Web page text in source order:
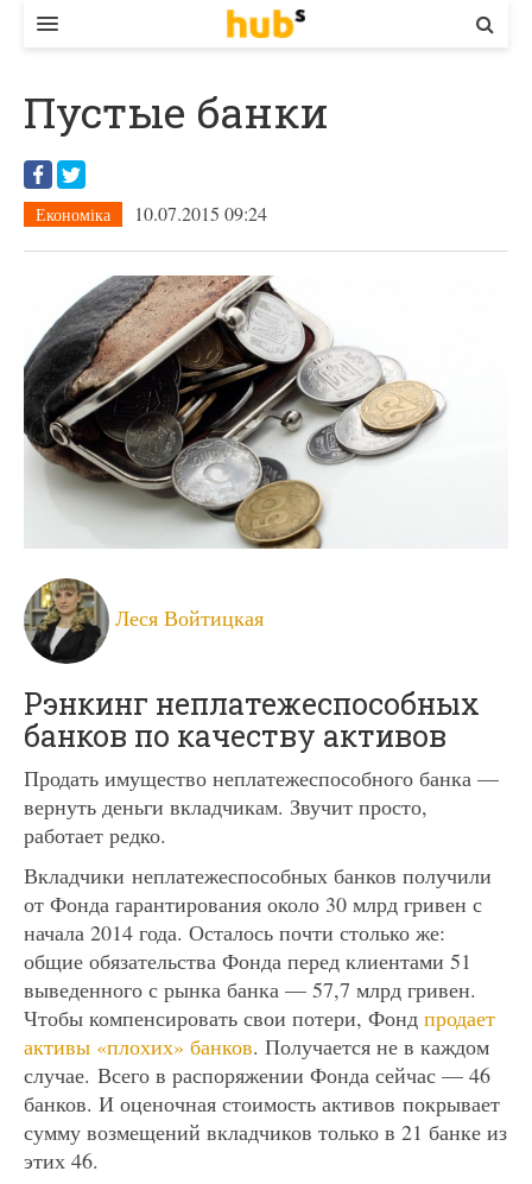
ЕКОНОМІКА
БІЗНЕС
СТАРТЕР
Пустые банки
Економіка 10.07.2015 09:24
Леся Войтицкая
Рэнкинг неплатежеспособных
банков по качеству активов
Продать имущество неплатежеспособного банка —
вернуть деньги вкладчикам. Звучит просто,
работает редко.
Вкладчики неплатежеспособных банков получили
от Фонда гарантирования около 30 млрд гривен с
начала 2014 года. Осталось почти столько же:
общие обязательства Фонда перед клиентами 51
выведенного с рынка банка — 57,7 млрд гривен.
Чтобы компенсировать свои потери, Фонд продает
активы «плохих» банков. Получается не в каждом
случае. Всего в распоряжении Фонда сейчас — 46
банков. И оценочная стоимость активов покрывает
сумму возмещений вкладчиков только в 21 банке из
этих 46.